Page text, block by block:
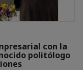
con la
politólogo